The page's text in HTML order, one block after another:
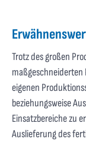
Trotz des großen
eigenen
beziehungsweise
Einsatzbereiche zu
Auslieferung des